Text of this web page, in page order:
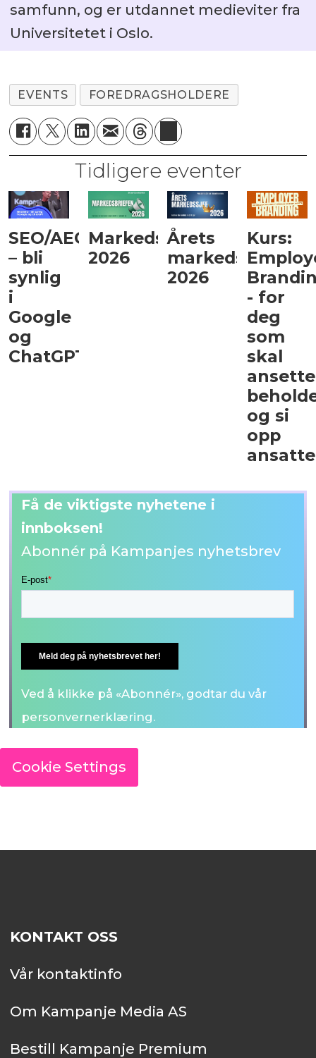
samfunn, og er utdannet medieviter fra
Universitetet i Oslo.
EVENTS FOREDRAGSHOLDERE
Tidligere eventer
SEO/AEO
– bli
synlig
i
Google
og
ChatGPT
Markedsbriefen
2026
Årets
markedssjef
2026
Kurs:
- for
deg
som
skal
og si
opp
ansatte
Få de viktigste nyhetene i
innboksen!
Abonnér på Kampanjes nyhetsbrev
Ved å klikke på «Abonnér», godtar du vår
personvernerklæring.
Cookie Settings
KONTAKT OSS
Vår kontaktinfo
Om Kampanje Media AS
Bestill Kampanje Premium